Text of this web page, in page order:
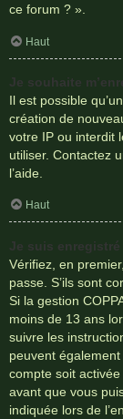
ce forum ? ».
Haut
Je souhaite
Il est possible
création de
votre IP ou interdit
utiliser. Contactez
l’aide.
Haut
Je suis
Vérifiez, en
passe. S’ils sont
Si la gestion
moins de 13 ans
suivre les
peuvent
compte soit
avant que vous
indiquée lors de